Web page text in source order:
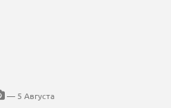
— 5 Августа